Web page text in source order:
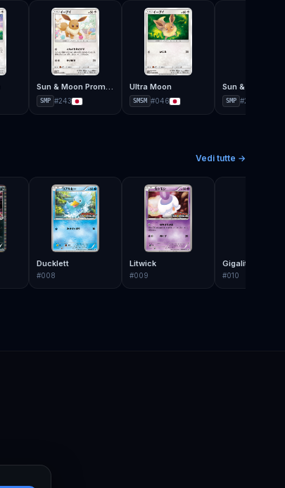
Sun & Moon Promos
SMP #243
Ultra Moon
SM5M #046 SMP #295
Vedi tutte →
Ducklett
#008
Litwick
#009
Gigalith
#010